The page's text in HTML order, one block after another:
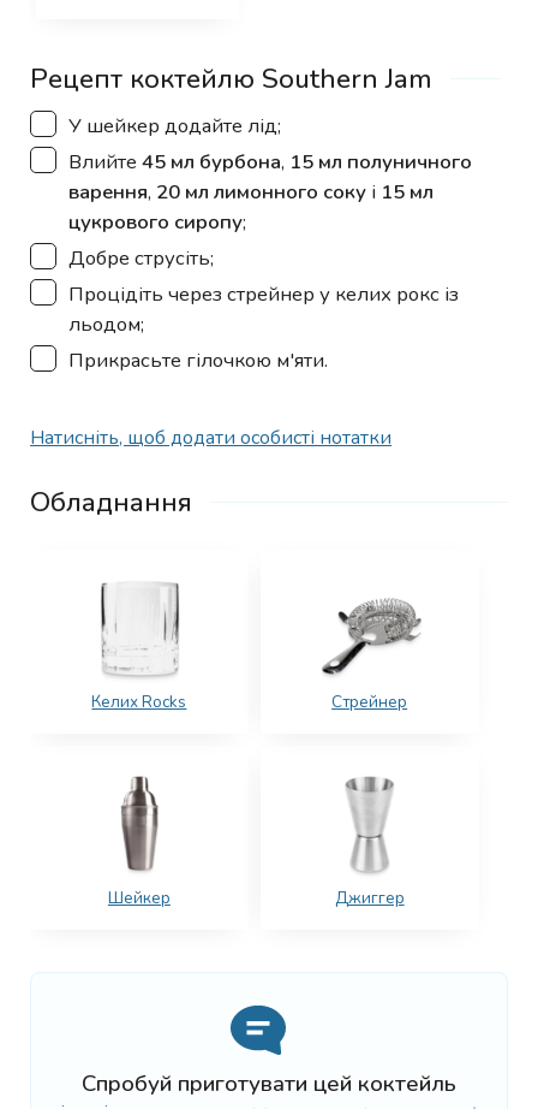
Рецепт коктейлю Southern Jam
▢
У шейкер додайте лід;
▢
Влийте 45 мл бурбона, 15 мл полуничного
варення, 20 мл лимонного соку і 15 мл
цукрового сиропу;
▢
Добре струсіть;
▢
Процідіть через стрейнер у келих рокс із
льодом;
▢
Прикрасьте гілочкою м'яти.
Натисніть, щоб додати особисті нотатки
Обладнання
Келих Rocks Стрейнер
Шейкер Джиггер
Спробуй приготувати цей коктейль